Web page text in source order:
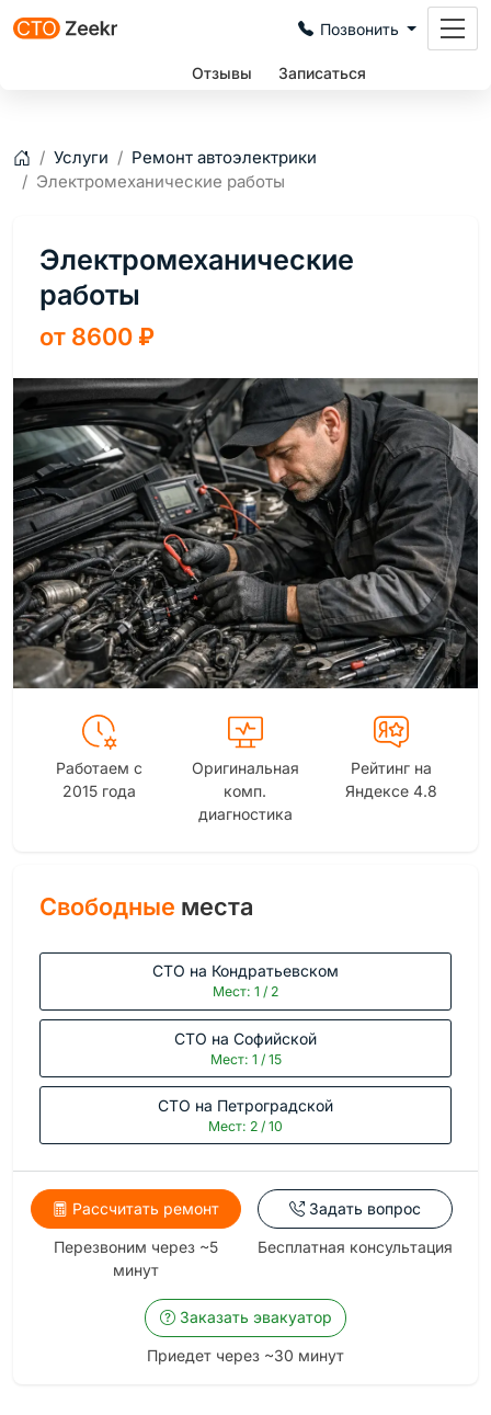
Позвонить
Отзывы Записаться
ГлавнаяУслуги
Ремонт автоэлектрики
Электромеханические работы
Электромеханические
работы
от 8600 ₽
Работаем с
2015 года
Оригинальная
комп.
диагностика
Рейтинг на
Яндексе 4.8
Свободные места
СТО на Кондратьевском
Мест: 1 / 2
СТО на Софийской
Мест: 1 / 15
СТО на Петроградской
Мест: 2 / 10
Рассчитать ремонт
Перезвоним через ~5
минут
Задать вопрос
Бесплатная консультация
Заказать эвакуатор
Приедет через ~30 минут